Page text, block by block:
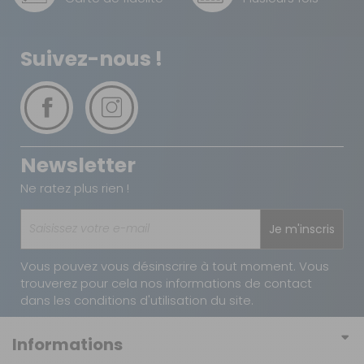
Suivez-nous !
Newsletter
Ne ratez plus rien !
Je m'inscris
Vous pouvez vous désinscrire à tout moment. Vous
trouverez pour cela nos informations de contact
dans les conditions d'utilisation du site.
Informations